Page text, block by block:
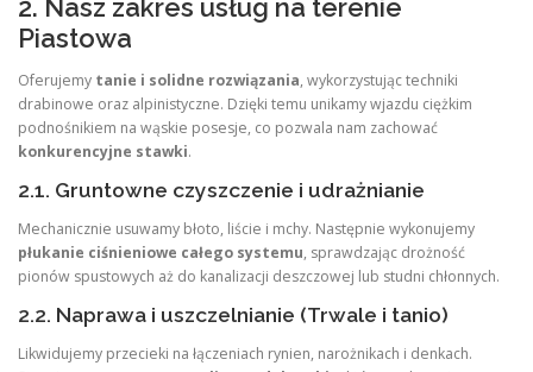
2. Nasz zakres usług na terenie
Piastowa
Oferujemy tanie i solidne rozwiązania, wykorzystując techniki
drabinowe oraz alpinistyczne. Dzięki temu unikamy wjazdu ciężkim
podnośnikiem na wąskie posesje, co pozwala nam zachować
konkurencyjne stawki.
2.1. Gruntowne czyszczenie i udrażnianie
Mechanicznie usuwamy błoto, liście i mchy. Następnie wykonujemy
płukanie ciśnieniowe całego systemu, sprawdzając drożność
pionów spustowych aż do kanalizacji deszczowej lub studni chłonnych.
2.2. Naprawa i uszczelnianie (Trwale i tanio)
Likwidujemy przecieki na łączeniach rynien, narożnikach i denkach.